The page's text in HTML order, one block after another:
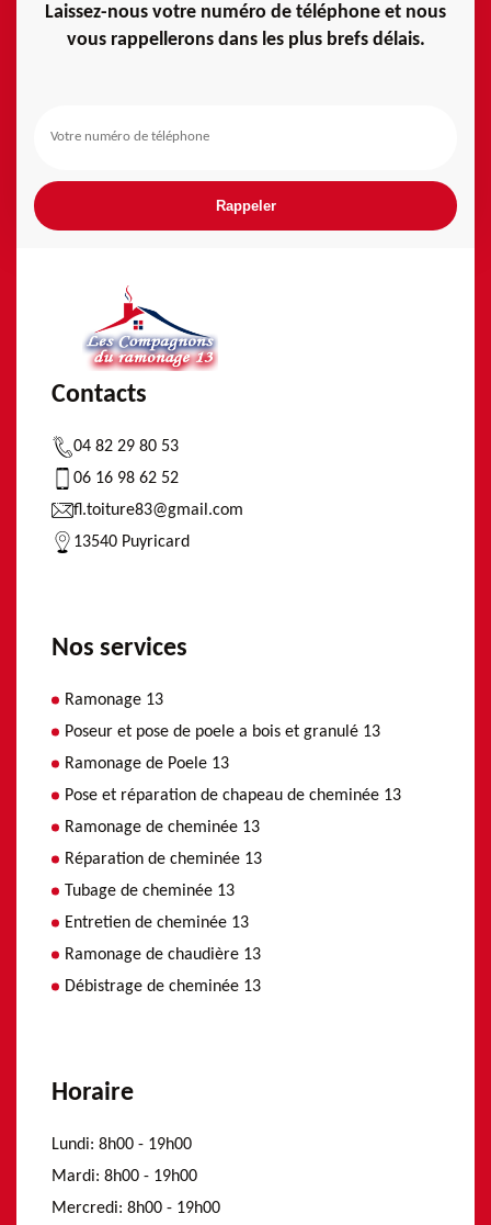
Laissez-nous votre numéro de téléphone et nous
vous rappellerons dans les plus brefs délais.
Contacts
04 82 29 80 53
06 16 98 62 52
fl.toiture83@gmail.com
13540 Puyricard
Nos services
Ramonage 13
Poseur et pose de poele a bois et granulé 13
Ramonage de Poele 13
Pose et réparation de chapeau de cheminée 13
Ramonage de cheminée 13
Réparation de cheminée 13
Tubage de cheminée 13
Entretien de cheminée 13
Ramonage de chaudière 13
Débistrage de cheminée 13
Horaire
Lundi: 8h00 - 19h00
Mardi: 8h00 - 19h00
Mercredi: 8h00 - 19h00